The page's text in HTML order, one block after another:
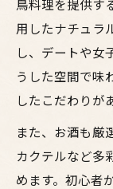
鳥料理を提供す
用したナチュラ
し、デートや女
うした空間で味
したこだわりが
また、お酒も厳
カクテルなど多
めます。初心者